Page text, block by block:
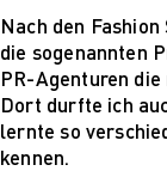
Nach den
die sogenannten
PR-Agenturen
Dort durfte ich
lernte so
kennen.